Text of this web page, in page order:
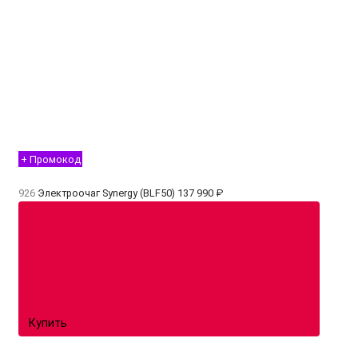
+ Промокод
926 Электроочаг Synergy (BLF50) 137 990 ₽
Купить